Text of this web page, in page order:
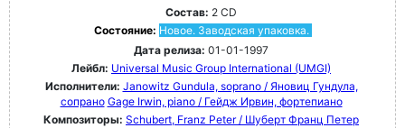
Состав: 2 CD
Состояние: Новое. Заводская упаковка.
Дата релиза: 01-01-1997
Лейбл: Universal Music Group International (UMGI)
Исполнители: Janowitz Gundula, soprano / Яновиц Гундула,
сопрано Gage Irwin, piano / Гейдж Ирвин, фортепиано
Композиторы: Schubert, Franz Peter / Шуберт Франц Петер